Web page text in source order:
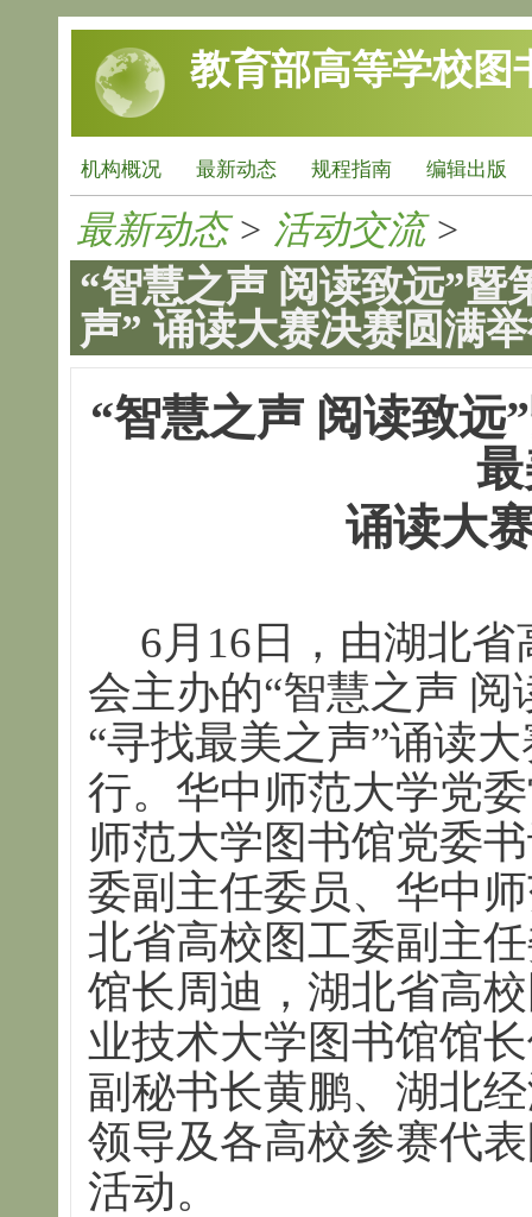
跳转到主要内容
教育部高等学校图
机构概况 最新动态 规程指南 编辑出版
最新动态> 活动交流>
“智慧之声 阅读致远”暨
声” 诵读大赛决赛圆满
“智慧之声 阅读致远
诵读大
6月16日，由湖北
会主办的“智慧之声
“寻找最美之声”诵读
行。华中师范大学党
师范大学图书馆党委
委副主任委员、华中
北省高校图工委副主
馆长周迪，湖北省高
业技术大学图书馆馆
副秘书长黄鹏、湖北
领导及各高校参赛代
活动。